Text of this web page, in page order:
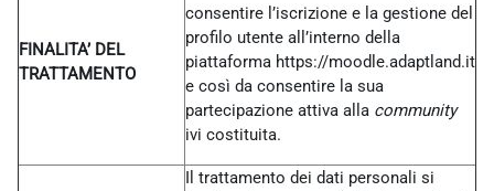
FINALITA’ DEL
TRATTAMENTO
consentire l’iscrizione e la gestione del
profilo utente all’interno della
piattaforma https://moodle.adaptland.it
e così da consentire la sua
partecipazione attiva alla community
ivi costituita.
Il trattamento dei dati personali si